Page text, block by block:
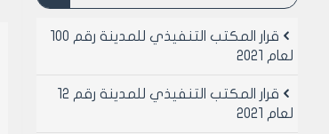
قرار المكتب التنفيذي للمدينة رقم 100
لعام 2021
قرار المكتب التنفيذي للمدينة رقم 12
لعام 2021